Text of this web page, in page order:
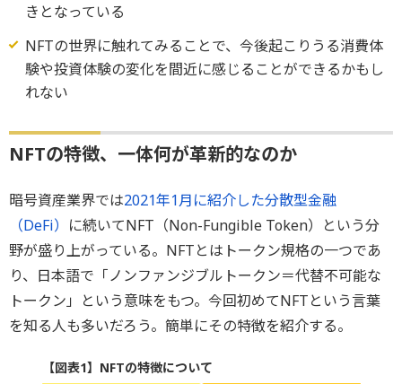
きとなっている
NFTの世界に触れてみることで、今後起こりうる消費体
験や投資体験の変化を間近に感じることができるかもし
れない
NFTの特徴、一体何が革新的なのか
暗号資産業界では2021年1月に紹介した分散型金融
（DeFi） に続いてNFT（Non-Fungible Token）という分
野が盛り上がっている。NFTとはトークン規格の一つであ
り、日本語で「ノンファンジブルトークン＝代替不可能な
トークン」という意味をもつ。今回初めてNFTという言葉
を知る人も多いだろう。簡単にその特徴を紹介する。
【図表1】NFTの特徴について